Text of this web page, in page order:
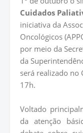
Cuidados
iniciativa da
Oncológicos
por meio da
da
será realizado no
17h.
Voltado
da atenção